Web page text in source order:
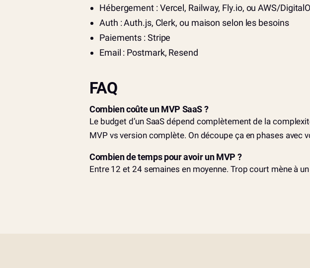
Hébergement : Vercel, Railway, Fly.io, ou AWS/
Auth : Auth.js, Clerk, ou maison selon les besoins
Paiements : Stripe
Email : Postmark, Resend
FAQ
Combien coûte un MVP SaaS ?
Le budget d’un SaaS dépend complètement de la
MVP vs version complète. On découpe ça en phases avec
Combien de temps pour avoir un MVP ?
Entre 12 et 24 semaines en moyenne. Trop court mène à